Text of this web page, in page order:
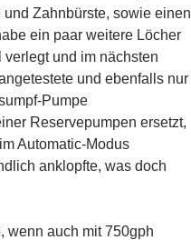
Zahnbürste, sowie einen
ein paar weitere Löcher
und im nächsten
und ebenfalls nur
Pumpe
Reservepumpen ersetzt,
Automatic-Modus
anklopfte, was doch
wenn auch mit 750gph